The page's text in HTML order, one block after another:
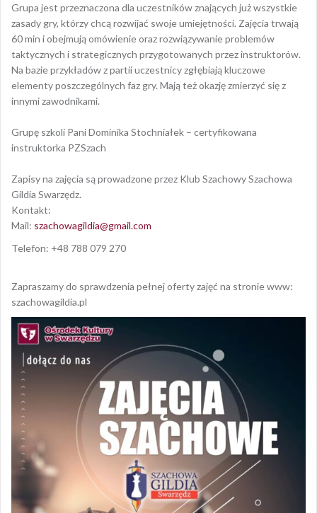
Grupa jest przeznaczona dla uczestników znających już wszystkie
zasady gry, którzy chcą rozwijać swoje umiejętności. Zajęcia trwają
60 min i obejmują omówienie oraz rozwiązywanie problemów
taktycznych i strategicznych przygotowanych przez instruktorów.
Na bazie przykładów z partii uczestnicy zgłębiają kluczowe
elementy poszczególnych faz gry. Mają też okazję zmierzyć się z
innymi zawodnikami.
Grupę szkoli Pani Dominika Stochniałek – certyfikowana
instruktorka PZSzach
Zapisy na zajęcia są prowadzone przez Klub Szachowy Szachowa
Gildia Swarzędz.
Kontakt:
Mail: szachowagildia@gmail.com
Telefon: +48 788 079 270
Zapraszamy do sprawdzenia pełnej oferty zajęć na stronie www:
szachowagildia.pl